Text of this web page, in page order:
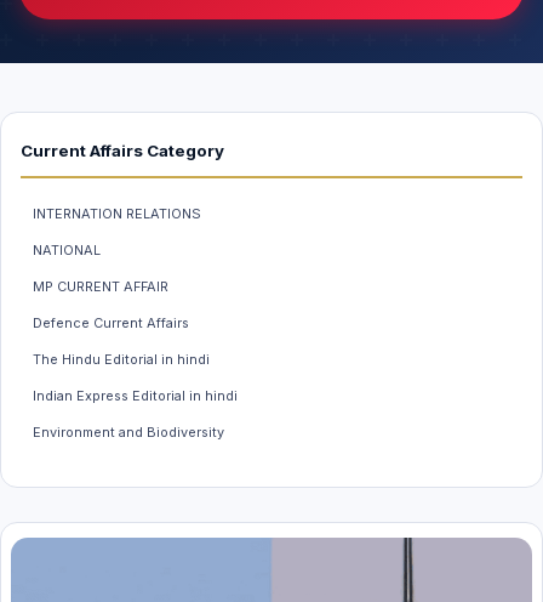
Current Affairs Category
INTERNATION RELATIONS
NATIONAL
MP CURRENT AFFAIR
Defence Current Affairs
The Hindu Editorial in hindi
Indian Express Editorial in hindi
Environment and Biodiversity
MP GK